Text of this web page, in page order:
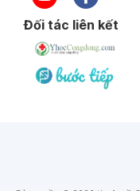
Đối tác liên kết